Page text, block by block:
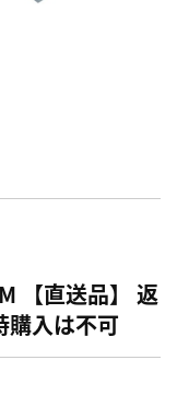
【直送品】 返
購入は不可